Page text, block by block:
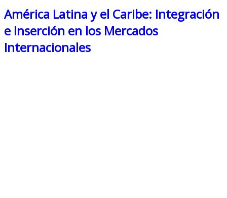
América Latina y el Caribe: Integración
e Inserción en los Mercados
Internacionales